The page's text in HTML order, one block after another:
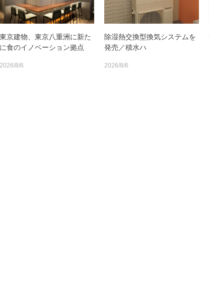
東京建物、東京八重洲に新た
に食のイノベーション拠点
2026/8/6
除湿熱交換型換気システムを
発売／積水ハ
2026/8/6